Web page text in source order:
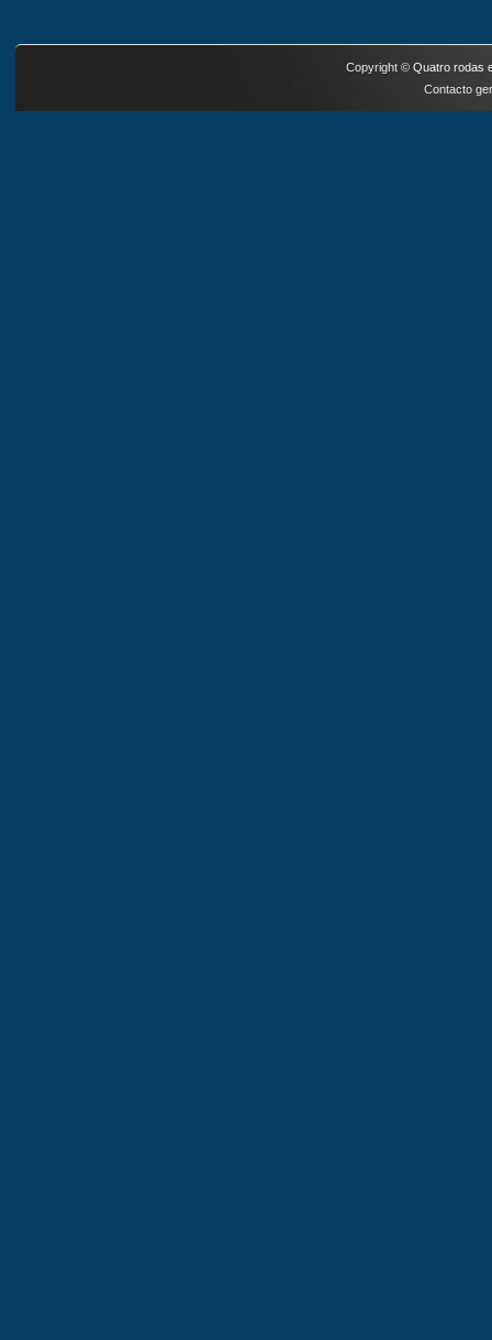
Copyright © Quatro rodas
Contacto